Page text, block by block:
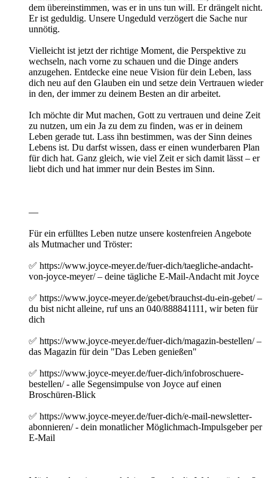
dem übereinstimmen, was er in uns tun will. Er drängelt nicht.
Er ist geduldig. Unsere Ungeduld verzögert die Sache nur
unnötig.
Vielleicht ist jetzt der richtige Moment, die Perspektive zu
wechseln, nach vorne zu schauen und die Dinge anders
anzugehen. Entdecke eine neue Vision für dein Leben, lass
dich neu auf den Glauben ein und setze dein Vertrauen wieder
in den, der immer zu deinem Besten an dir arbeitet.
Ich möchte dir Mut machen, Gott zu vertrauen und deine Zeit
zu nutzen, um ein Ja zu dem zu finden, was er in deinem
Leben gerade tut. Lass ihn bestimmen, was der Sinn deines
Lebens ist. Du darfst wissen, dass er einen wunderbaren Plan
für dich hat. Ganz gleich, wie viel Zeit er sich damit lässt – er
liebt dich und hat immer nur dein Bestes im Sinn.
—
Für ein erfülltes Leben nutze unsere kostenfreien Angebote
als Mutmacher und Tröster:
✅ https://www.joyce-meyer.de/fuer-dich/taegliche-andacht-
von-joyce-meyer/ – deine tägliche E-Mail-Andacht mit Joyce
✅ https://www.joyce-meyer.de/gebet/brauchst-du-ein-gebet/ –
du bist nicht alleine, ruf uns an 040/888841111, wir beten für
dich
✅ https://www.joyce-meyer.de/fuer-dich/magazin-bestellen/ –
das Magazin für dein "Das Leben genießen"
✅ https://www.joyce-meyer.de/fuer-dich/infobroschuere-
bestellen/ - alle Segensimpulse von Joyce auf einen
Broschüren-Blick
✅ https://www.joyce-meyer.de/fuer-dich/e-mail-newsletter-
abonnieren/ - dein monatlicher Möglichmach-Impulsgeber per
E-Mail